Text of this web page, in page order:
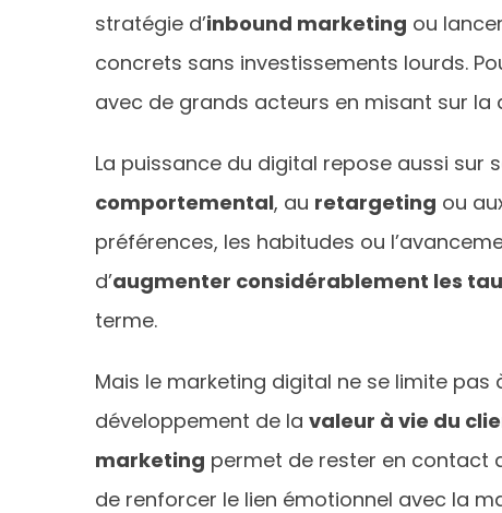
stratégie d’inbound marketing ou
concrets sans investissements lourds.
avec de grands acteurs en misant sur la
La puissance du digital repose aussi sur
comportemental, au retargeting ou
préférences, les habitudes ou
d’augmenter considérablement les
terme.
Mais le marketing digital ne se limite pas
développement de la valeur à vie du
marketing permet de rester en contact
de renforcer le lien émotionnel avec la